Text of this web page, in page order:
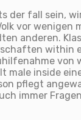
der fall sein,
vor wenigen
anderen.
within
von
male inside
pflegt
immer